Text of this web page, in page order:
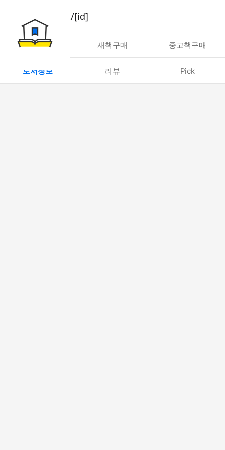
book/rent/[id]
대여 새책구매 중고책구매
도서정보 리뷰 Pick